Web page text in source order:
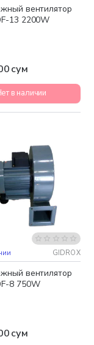
вентилятор
13 2200W
сум
в наличии
доставка GIDROX
вентилятор
8 750W
сум